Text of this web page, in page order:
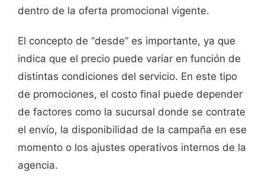
dentro de la oferta promocional vigente.
El concepto de “desde” es importante, ya que
indica que el precio puede variar en función de
distintas condiciones del servicio. En este tipo
de promociones, el costo final puede depender
de factores como la sucursal donde se contrate
el envío, la disponibilidad de la campaña en ese
momento o los ajustes operativos internos de la
agencia.